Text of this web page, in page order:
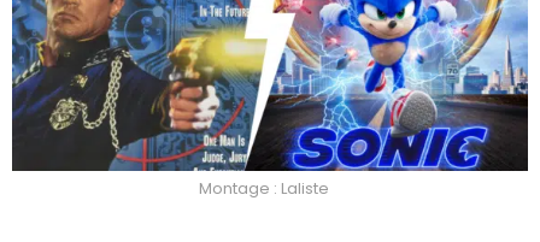
Montage : Laliste